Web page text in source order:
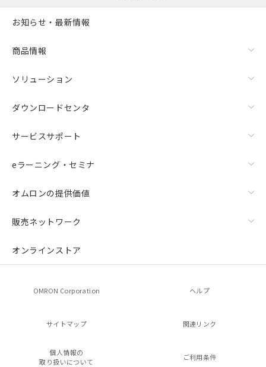
お知らせ・最新情報
商品情報
ソリューション
ダウンロードセンタ
サービスサポート
eラーニング・セミナ
オムロンの提供価値
販売ネットワーク
オンラインストア
OMRON Corporation ヘルプ
サイトマップ 関連リンク
個人情報の
取り扱いについて
ご利用条件